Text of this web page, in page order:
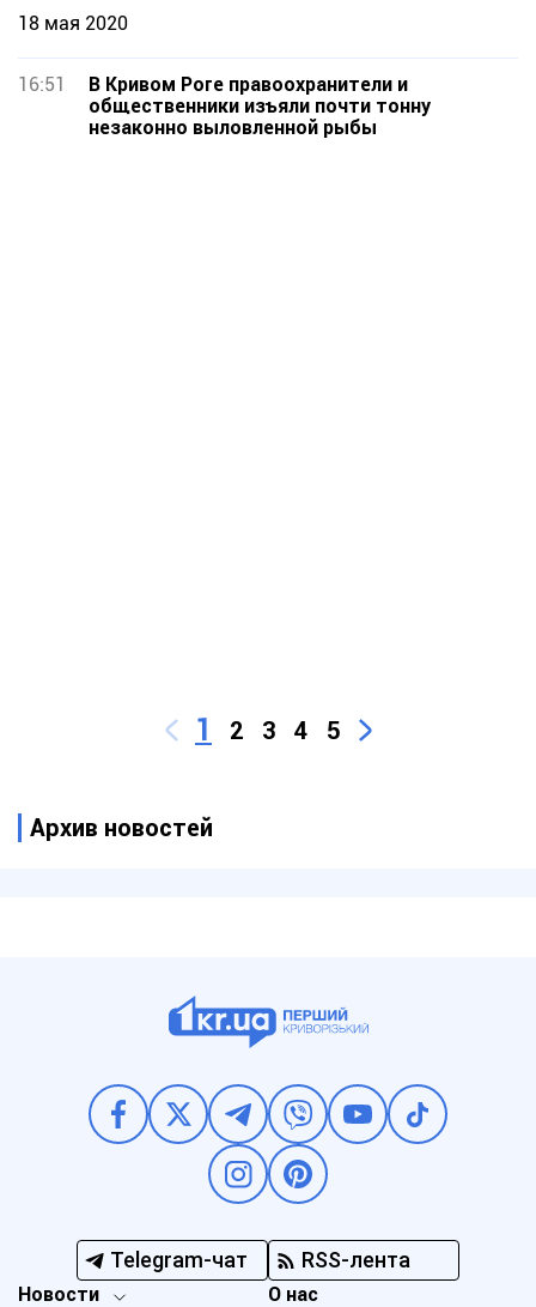
18 мая 2020
16:51
В Кривом Роге правоохранители и
общественники изъяли почти тонну
незаконно выловленной рыбы
1 2 3 4 5
Архив новостей
Telegram-чат RSS-лента
Новости О нас